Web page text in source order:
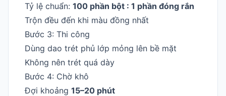
Tỷ lệ chuẩn: 100 phần bột : 1 phần đóng rắn
Trộn đều đến khi màu đồng nhất
Bước 3: Thi công
Dùng dao trét phủ lớp mỏng lên bề mặt
Không nên trét quá dày
Bước 4: Chờ khô
Đợi khoảng 15–20 phút